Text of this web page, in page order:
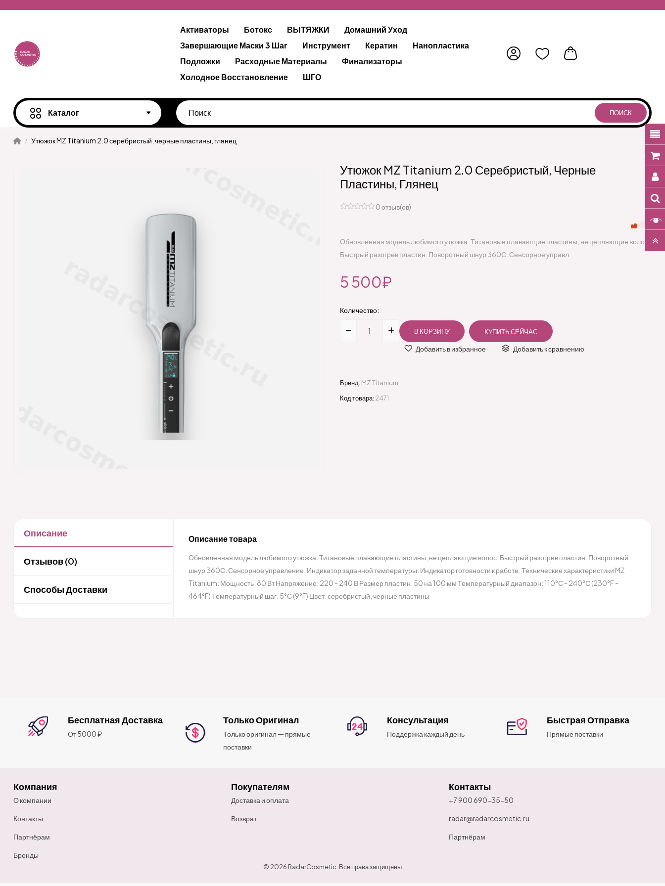
Активаторы Ботокс ВЫТЯЖКИ
Домашний Уход
Завершающие Маски 3 Шаг
Инструмент Кератин
Нанопластика
Подложки
Расходные Материалы
Финализаторы
Холодное Восстановление
ШГО
Каталог ПОИСК
Утюжок MZ Titanium 2.0 серебристый, черные пластины, глянец
Утюжок MZ Titanium 2.0 Серебристый, Черные
Пластины, Глянец
0 отзыв(ов)
Обновленная модель любимого утюжка. Титановые плавающие пластины, не цепляющие волос.
Быстрый разогрев пластин. Поворотный шнур 360С. Сенсорное управл
5 500₽
Количество:
Добавить в избранное Добавить к сравнению
Бренд: MZ Titanium
Код товара: 2471
Описание
Отзывов (0)
Способы Доставки
Описание товара
Обновленная модель любимого утюжка. Титановые плавающие пластины, не цепляющие волос. Быстрый разогрев пластин. Поворотный
шнур 360С. Сенсорное управление. Индикатор заданной температуры. Индикатор готовности к работе. Технические характеристики MZ
Titanium: Мощность: 80 Вт Напряжение: 220 - 240 В Размер пластин: 50 на 100 мм Температурный диапазон: 110°С - 240°С (230°F -
464°F) Температурный шаг: 5°С (9°F) Цвет: серебристый, черные пластины
Бесплатная Доставка
От 5000 ₽
Только Оригинал
Только оригинал — прямые
поставки
Консультация
Поддержка каждый день
Быстрая Отправка
Прямые поставки
Компания
О компании
Контакты
Партнёрам
Бренды
Покупателям
Доставка и оплата
Возврат
Контакты
+7 900 690-35-50
radar@radarcosmetic.ru
Партнёрам
© 2026 RadarCosmetic. Все права защищены